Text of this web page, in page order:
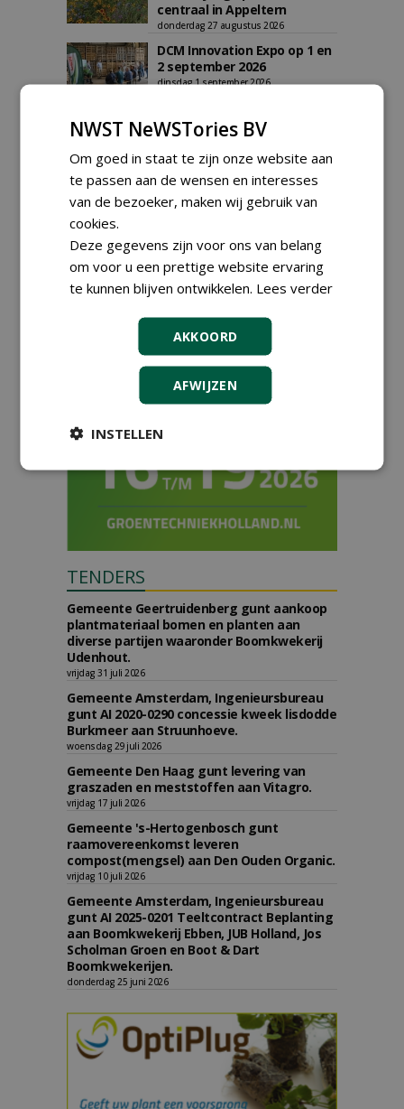
centraal in Appeltern
donderdag 27 augustus 2026
DCM Innovation Expo op 1 en
2 september 2026
dinsdag 1 september 2026
Boomkwekerij bekend
t/m vrijdag 18 september 2026
Kennismiddag: 'Natuurlijke
stappen naar meer
biodiversiteit'
Landelijke Jongerendag
Boomkwekerij op 9 oktober
2026
TENDERS
Gemeente Geertruidenberg gunt aankoop
plantmateriaal bomen en planten aan
diverse partijen waaronder Boomkwekerij
Udenhout.
vrijdag 31 juli 2026
Gemeente Amsterdam, Ingenieursbureau
gunt AI 2020-0290 concessie kweek lisdodde
Burkmeer aan Struunhoeve.
woensdag 29 juli 2026
Gemeente Den Haag gunt levering van
graszaden en meststoffen aan Vitagro.
vrijdag 17 juli 2026
Gemeente 's-Hertogenbosch gunt
raamovereenkomst leveren
compost(mengsel) aan Den Ouden Organic.
vrijdag 10 juli 2026
Gemeente Amsterdam, Ingenieursbureau
gunt AI 2025-0201 Teeltcontract Beplanting
aan Boomkwekerij Ebben, JUB Holland, Jos
Scholman Groen en Boot & Dart
Boomkwekerijen.
donderdag 25 juni 2026
NWST NeWSTories BV
Om goed in staat te zijn onze website aan
te passen aan de wensen en interesses
van de bezoeker, maken wij gebruik van
cookies.
Deze gegevens zijn voor ons van belang
om voor u een prettige website ervaring
te kunnen blijven ontwikkelen. Lees verder
AKKOORD
AFWIJZEN
INSTELLEN